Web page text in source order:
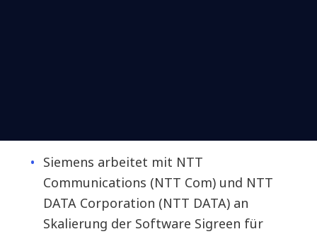
Siemens arbeitet mit NTT
Communications (NTT Com) und NTT
DATA Corporation (NTT DATA) an
Skalierung der Software Sigreen für